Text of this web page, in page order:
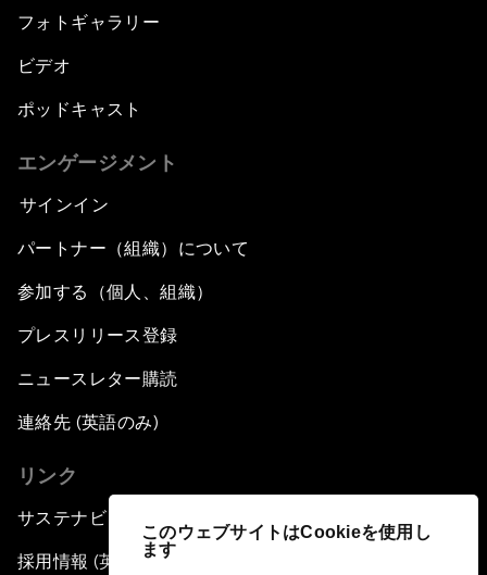
このウェブサイトはCookieを使用し
ます
フォトギャラリー
ビデオ
ポッドキャスト
エンゲージメント
サインイン
パートナー（組織）について
参加する（個人、組織）
プレスリリース登録
ニュースレター購読
連絡先 (英語のみ)
リンク
サステナビリティへの取り組み
採用情報 (英語のみ)